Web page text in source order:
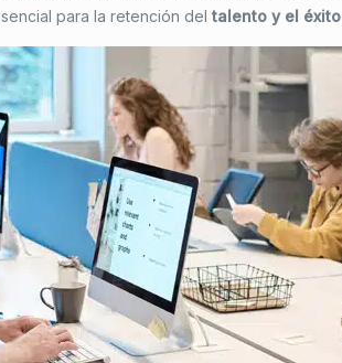
para la retención deltalento y el éxito